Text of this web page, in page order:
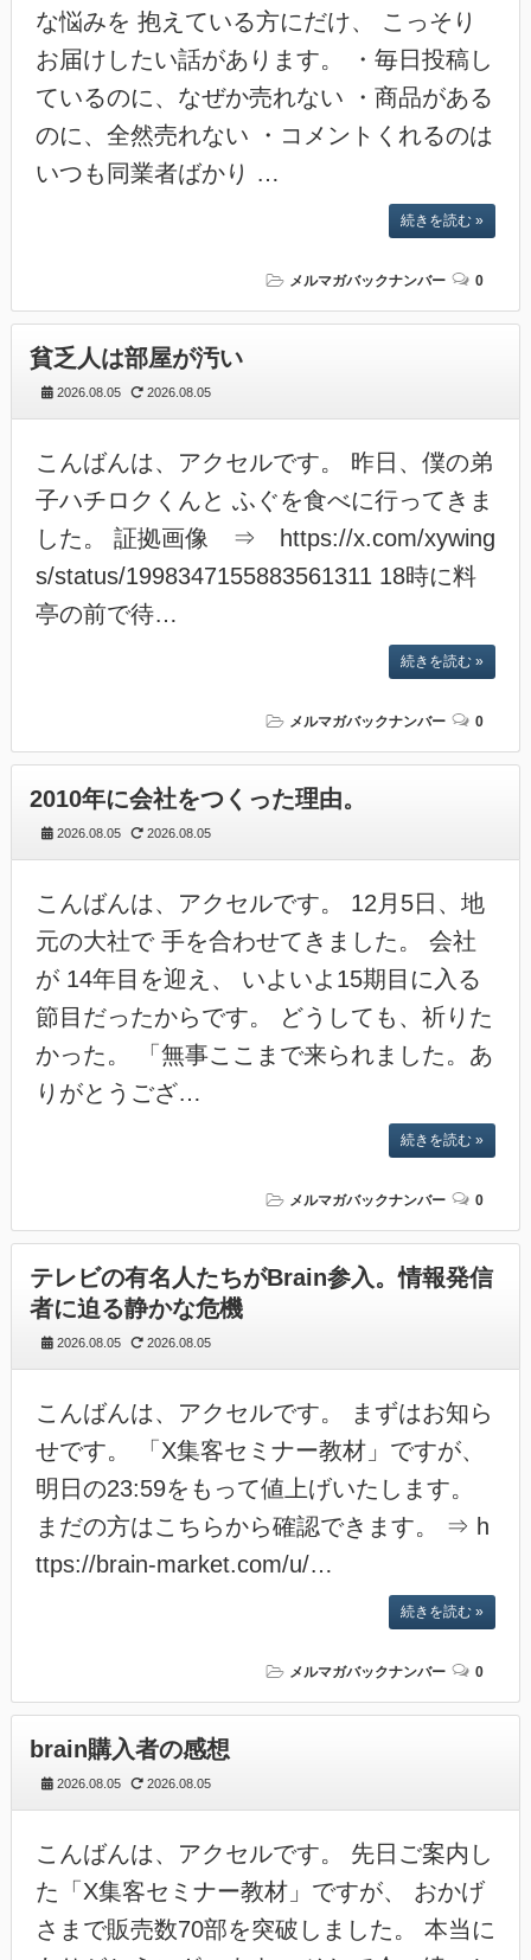
な悩みを 抱えている方にだけ、 こっそり
お届けしたい話があります。 ・毎日投稿し
ているのに、なぜか売れない ・商品がある
のに、全然売れない ・コメントくれるのは
いつも同業者ばかり …
続きを読む »
メルマガバックナンバー 0
貧乏人は部屋が汚い
2026.08.05 2026.08.05
こんばんは、アクセルです。 昨日、僕の弟
子ハチロクくんと ふぐを食べに行ってきま
した。 証拠画像 ⇒ https://x.com/xywing
s/status/1998347155883561311 18時に料
亭の前で待…
続きを読む »
メルマガバックナンバー 0
2010年に会社をつくった理由。
2026.08.05 2026.08.05
こんばんは、アクセルです。 12月5日、地
元の大社で 手を合わせてきました。 会社
が 14年目を迎え、 いよいよ15期目に入る
節目だったからです。 どうしても、祈りた
かった。 「無事ここまで来られました。あ
りがとうござ…
続きを読む »
メルマガバックナンバー 0
テレビの有名人たちがBrain参入。情報発信
者に迫る静かな危機
2026.08.05 2026.08.05
こんばんは、アクセルです。 まずはお知ら
せです。 「X集客セミナー教材」ですが、
明日の23:59をもって値上げいたします。
まだの方はこちらから確認できます。 ⇒ h
ttps://brain-market.com/u/…
続きを読む »
メルマガバックナンバー 0
brain購入者の感想
2026.08.05 2026.08.05
こんばんは、アクセルです。 先日ご案内し
た「X集客セミナー教材」ですが、 おかげ
さまで販売数70部を突破しました。 本当に